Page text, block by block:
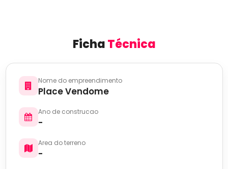
FichaTécnica
Nome do empreendimento
Place Vendome
Ano de construcao
-
Area do terreno
-